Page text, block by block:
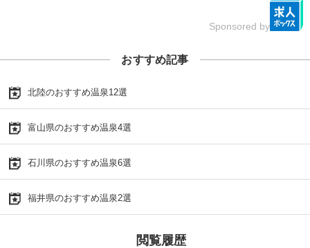
Sponsored by
おすすめ記事
北陸のおすすめ温泉12選
富山県のおすすめ温泉4選
石川県のおすすめ温泉6選
福井県のおすすめ温泉2選
閲覧履歴